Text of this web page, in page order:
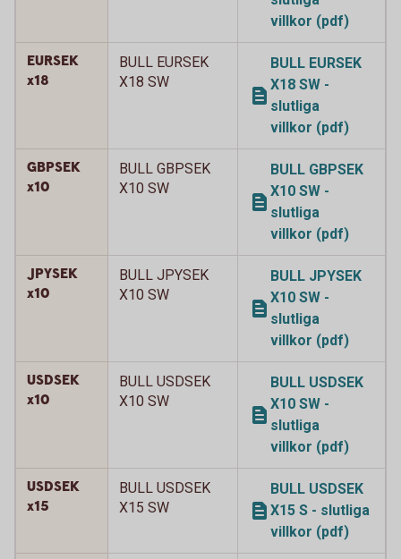
villkor (pdf)
EURSEK
x18
BULL EURSEK
X18 SW
BULL EURSEK
X18 SW -
slutliga
villkor (pdf)
GBPSEK
x10
BULL GBPSEK
X10 SW
BULL GBPSEK
X10 SW -
slutliga
villkor (pdf)
JPYSEK
x10
BULL JPYSEK
X10 SW
BULL JPYSEK
X10 SW -
slutliga
villkor (pdf)
USDSEK
x10
BULL USDSEK
X10 SW
BULL USDSEK
X10 SW -
slutliga
villkor (pdf)
USDSEK
x15
BULL USDSEK
X15 SW
BULL USDSEK
X15 S - slutliga
villkor (pdf)